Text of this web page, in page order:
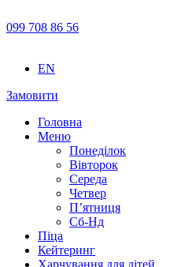
099 708 86 56
EN
Замовити
Головна
Меню
Понеділок
Вівторок
Середа
Четвер
П’ятниця
Сб-Нд
Піца
Кейтеринг
Харчування для дітей